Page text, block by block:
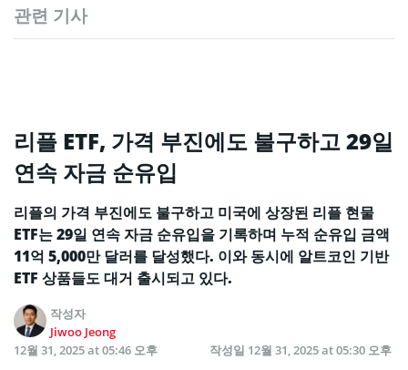
관련 기사
리플 ETF, 가격 부진에도 불구하고 29일
연속 자금 순유입
리플의 가격 부진에도 불구하고 미국에 상장된 리플 현물
ETF는 29일 연속 자금 순유입을 기록하며 누적 순유입 금액
11억 5,000만 달러를 달성했다. 이와 동시에 알트코인 기반
ETF 상품들도 대거 출시되고 있다.
작성자
Jiwoo Jeong
12월 31, 2025 at 05:46 오후
작성일 12월 31, 2025 at 05:30 오후